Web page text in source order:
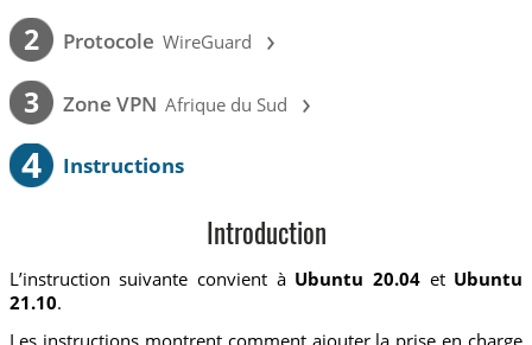
2 Protocole WireGuard ›
3 Zone VPN Afrique du Sud ›
4 Instructions
Introduction
L’instruction suivante convient à Ubuntu 20.04 et Ubuntu
21.10.
Les instructions montrent comment ajouter la prise en charge